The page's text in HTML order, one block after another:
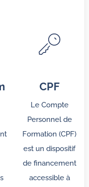
CPF
Le Compte
Personnel de
Formation (CPF)
est un dispositif
de financement
accessible à